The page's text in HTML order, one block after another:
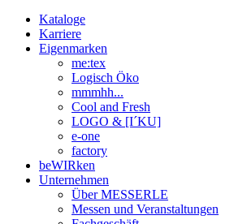
Kataloge
Karriere
Eigenmarken
me:tex
Logisch Öko
mmmhh...
Cool and Fresh
LOGO & [I´KU]
e-one
factory
beWIRken
Unternehmen
Über MESSERLE
Messen und Veranstaltungen